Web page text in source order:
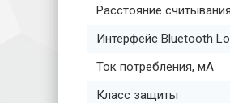
Расстояние
Интерфейс Bluetooth
Ток потребления, мА
Класс защиты